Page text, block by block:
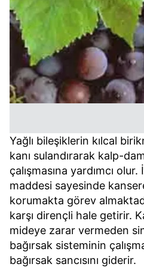
Yağlı bileşiklerin kılcal
kanı sulandırarak kalp-
çalışmasına yardımcı
maddesi sayesinde
korumakta görev
karşı dirençli hale getirir.
mideye zarar vermeden
bağırsak sisteminin
bağırsak sancısını giderir.